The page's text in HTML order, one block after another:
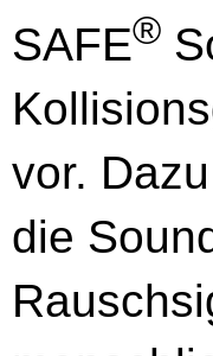
SAFE®
vor.
die